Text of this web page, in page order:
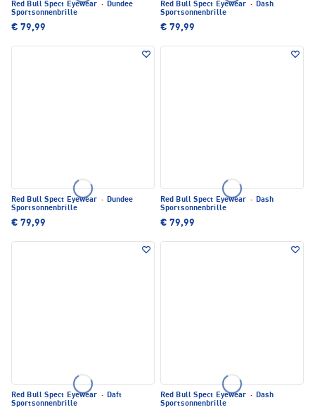
Red Bull Spect Eyewear · Dundee
Sportsonnenbrille
€ 79,99
Red Bull Spect Eyewear · Dash
Sportsonnenbrille
€ 79,99
Red Bull Spect Eyewear · Dundee
Sportsonnenbrille
€ 79,99
Red Bull Spect Eyewear · Dash
Sportsonnenbrille
€ 79,99
Red Bull Spect Eyewear · Daft
Sportsonnenbrille
Red Bull Spect Eyewear · Dash
Sportsonnenbrille